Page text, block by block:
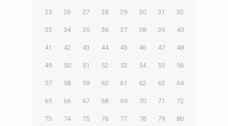
25 26 27 28 29 30 31 32
33 34 35 36 37 38 39 40
41 42 43 44 45 46 47 48
49 50 51 52 53 54 55 56
57 58 59 60 61 62 63 64
65 66 67 68 69 70 71 72
73 74 75 76 77 78 79 80